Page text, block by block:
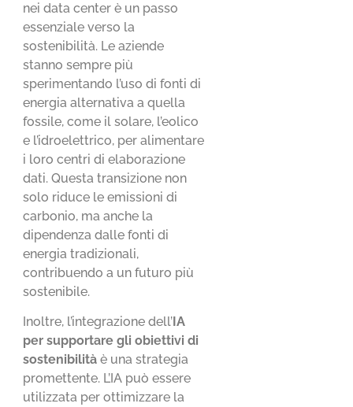
nei data center è un passo
essenziale verso la
sostenibilità. Le aziende
stanno sempre più
sperimentando l’uso di fonti di
energia alternativa a quella
fossile, come il solare, l’eolico
e l’idroelettrico, per alimentare
i loro centri di elaborazione
dati. Questa transizione non
solo riduce le emissioni di
carbonio, ma anche la
dipendenza dalle fonti di
energia tradizionali,
contribuendo a un futuro più
sostenibile.
Inoltre, l’integrazione dell’ IA
per supportare gli obiettivi di
sostenibilitàè una strategia
promettente. L’IA può essere
utilizzata per ottimizzare la